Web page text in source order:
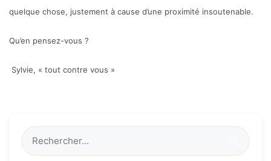
quelque chose, justement à cause d’une proximité insoutenable.
Qu’en pensez-vous ?
Sylvie, « tout contre vous »